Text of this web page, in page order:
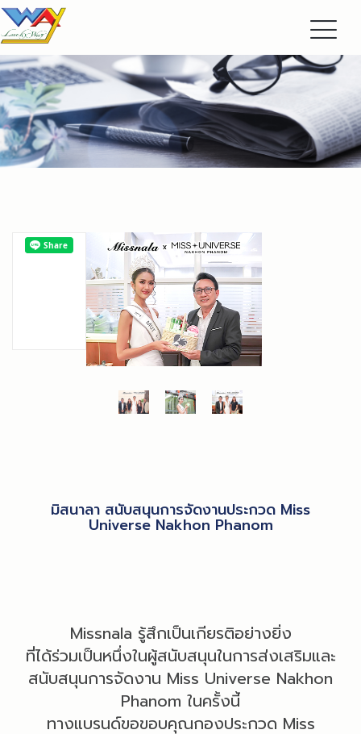
มิสนาลา สนับสนุนการจัดงานประกวด Miss
Universe Nakhon Phanom
Missnala รู้สึกเป็นเกียรติอย่างยิ่ง
ที่ได้ร่วมเป็นหนึ่งในผู้สนับสนุนในการส่งเสริมและ
สนับสนุนการจัดงาน Miss Universe Nakhon
Phanom ในครั้งนี้
ทางแบรนด์ขอขอบคุณกองประกวด Miss